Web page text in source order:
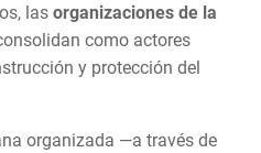
las organizaciones de la
como actores
y protección del
organizada —a través de